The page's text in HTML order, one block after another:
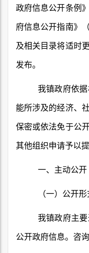
政府信息公开条例
府信息公开指南》
及相关目录将适时
发布。
我镇政府依
能所涉及的经济、
保密或依法免于公
其他组织申请予以提
一、主动公开
（一）公开形
我镇政府主
公开政府信息。咨询